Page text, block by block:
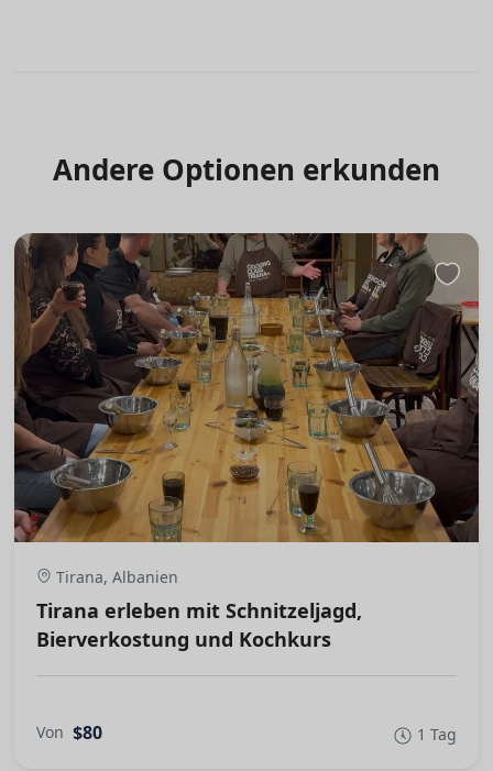
Andere Optionen erkunden
Tirana, Albanien
Tirana erleben mit Schnitzeljagd,
Bierverkostung und Kochkurs
Von $80 1 Tag